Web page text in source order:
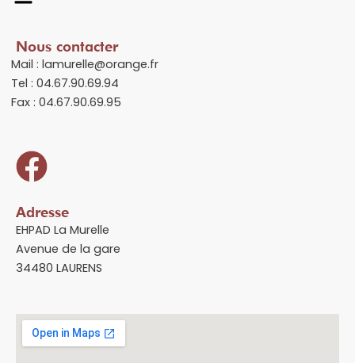
Nous contacter
Mail : lamurelle@orange.fr
Tel : 04.67.90.69.94
Fax : 04.67.90.69.95
Adresse
EHPAD La Murelle
Avenue de la gare
34480 LAURENS